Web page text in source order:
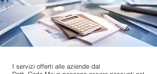
I servizi offerti alle aziende dal